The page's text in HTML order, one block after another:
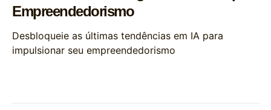
Empreendedorismo
Desbloqueie as últimas tendências em IA para
impulsionar seu empreendedorismo